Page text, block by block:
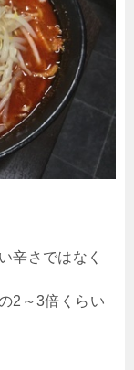
辛さではなく
2～3倍くらい